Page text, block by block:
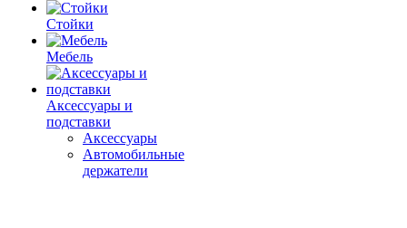
Стойки
Мебель
Аксессуары и
подставки
Аксессуары
Автомобильные
держатели